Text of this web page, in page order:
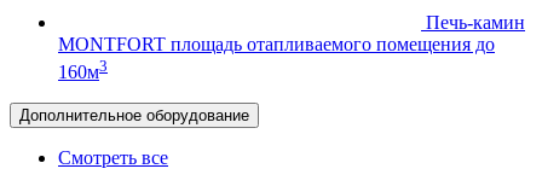
Печь-камин
MONTFORT площадь отапливаемого помещения до
160м3
Дополнительное оборудование
Смотреть все